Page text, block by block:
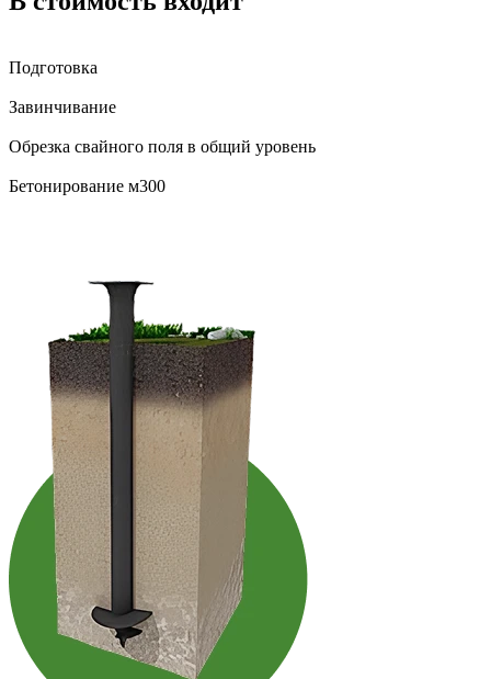
Подготовка
Завинчивание
Обрезка свайного поля в общий уровень
Бетонирование м300